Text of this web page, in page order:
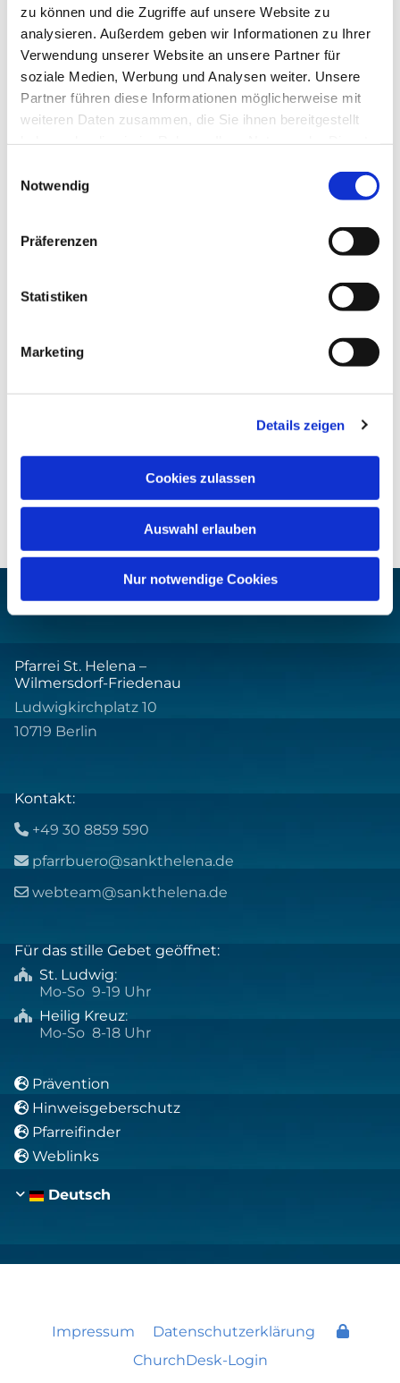
zu können und die Zugriffe auf unsere Website zu
analysieren. Außerdem geben wir Informationen zu Ihrer
Verwendung unserer Website an unsere Partner für
soziale Medien, Werbung und Analysen weiter. Unsere
Partner führen diese Informationen möglicherweise mit
weiteren Daten zusammen, die Sie ihnen bereitgestellt
Notwendig
Präferenzen
Statistiken
Marketing
Details zeigen
Cookies zulassen
Auswahl erlauben
Nur notwendige Cookies
Dies könnte Sie auch
interessieren
Pfarrei St. Helena –
Wilmersdorf-Friedenau
Ludwigkirchplatz 10
10719 Berlin
Kontakt:
 +49 30 8859 590
 pfarrbuero@sankthelena.de
 webteam@sankthelena.de
Für das stille Gebet geöffnet:
 St. Ludwig:
Mo-So 9-19 Uhr
 Heilig Kreuz:
Mo-So 8-18 Uhr
 Prävention
 Hinweisgeberschutz
 Pfarreifinder
 Weblinks
Deutsch
Impressum
Datenschutzerklärung
ChurchDesk-Login